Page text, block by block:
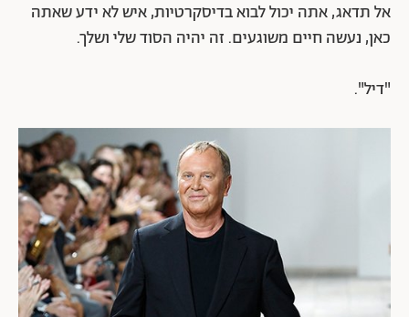
אל תדאג, אתה יכול לבוא בדיסקרטיות, איש לא ידע שאתה
כאן, נעשה חיים משוגעים. זה יהיה הסוד שלי ושלך.
"דיל".